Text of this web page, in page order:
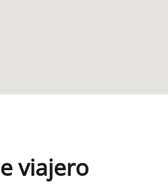
viajero